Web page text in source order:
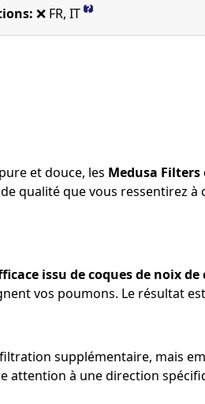
❌ FR, IT ?
et douce, les Medusa
qualité que vous ressentirez à
issu de coques de noix de
vos poumons. Le résultat
supplémentaire, mais
attention à une direction